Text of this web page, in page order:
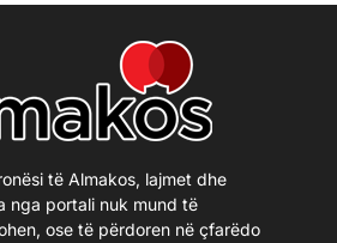
të Almakos, lajmet dhe
nga portali nuk mund të
ose të përdoren në çfarëdo